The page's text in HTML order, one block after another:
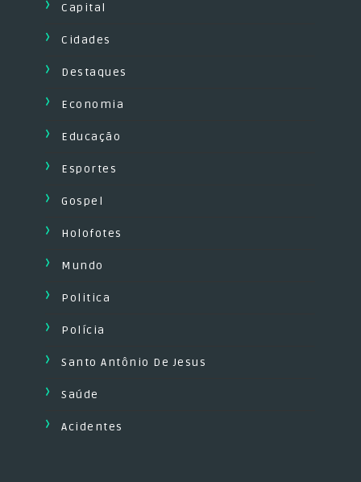
Capital
Cidades
Destaques
Economia
Educação
Esportes
Gospel
Holofotes
Mundo
Politica
Polícia
Santo Antônio De Jesus
Saúde
Acidentes